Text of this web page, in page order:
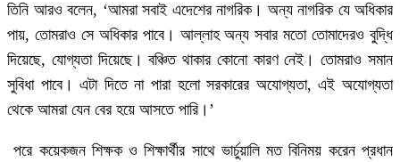
তিনি আরও বলেন, ‘আমরা সবাই এদেশের নাগরিক। অন্য নাগরিক যে অধিকার
পায়, তোমরাও সে অধিকার পাবে। আল্লাহ অন্য সবার মতো তোমাদেরও বুদ্ধি
দিয়েছে, যোগ্যতা দিয়েছে। বঞ্চিত থাকার কোনো কারণ নেই। তোমরাও সমান
সুবিধা পাবে। এটা দিতে না পারা হলো সরকারের অযোগ্যতা, এই অযোগ্যতা
থেকে আমরা যেন বের হয়ে আসতে পারি।’
পরে কয়েকজন শিক্ষক ও শিক্ষার্থীর সাথে ভার্চুয়ালি মত বিনিময় করেন প্রধান